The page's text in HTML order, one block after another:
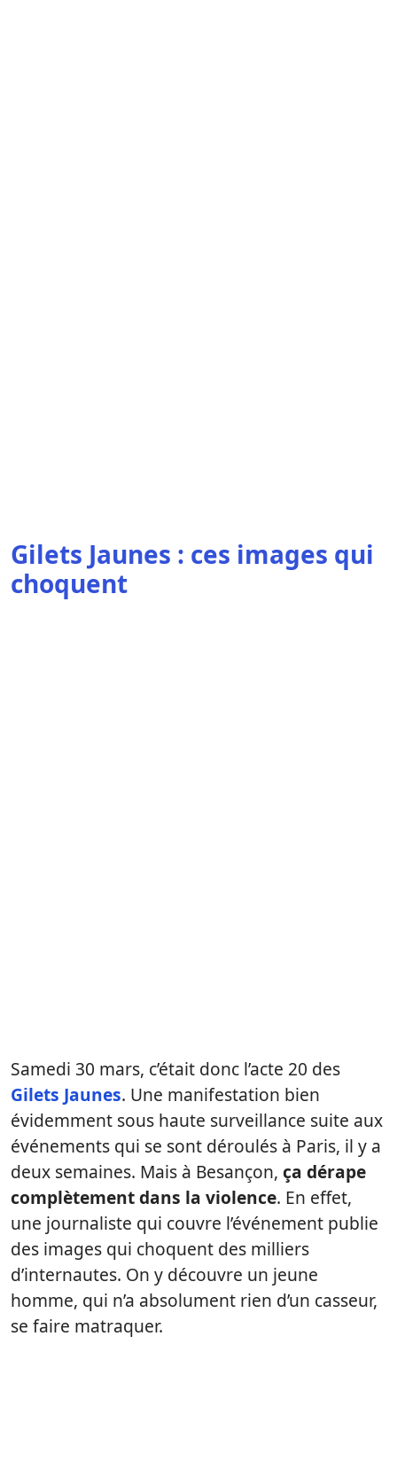
Gilets Jaunes : ces images qui
choquent
Samedi 30 mars, c’était donc l’acte 20 des
Gilets Jaunes. Une manifestation bien
évidemment sous haute surveillance suite aux
événements qui se sont déroulés à Paris, il y a
deux semaines. Mais à Besançon, ça dérape
complètement dans la violence. En effet,
une journaliste qui couvre l’événement publie
des images qui choquent des milliers
d’internautes. On y découvre un jeune
homme, qui n’a absolument rien d’un casseur,
se faire matraquer.